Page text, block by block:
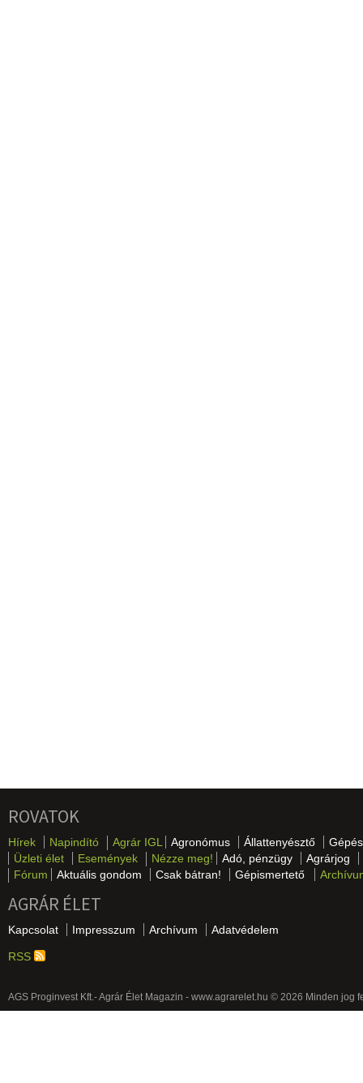
ROVATOK
Hírek Napindító Agrár IGL Agronómus Állattenyésztő
Üzleti élet
Események Nézze meg! Adó, pénzügy
Agrárjog
Fórum
Aktuális gondom Csak bátran! Gépismertető
AGRÁR ÉLET
Kapcsolat Impresszum Archívum Adatvédelem
RSS
AGS Proginvest Kft.- Agrár Élet Magazin - www.agrarelet.hu © 2026 Minden jog